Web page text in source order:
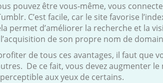
pouvez être vous-même, vous
C’est facile, car le site favorise
permet d’améliorer la recherche et la
de son propre nom de
de tous ces avantages, il faut que
De ce fait, vous devez augmenter le
aux yeux de certains.